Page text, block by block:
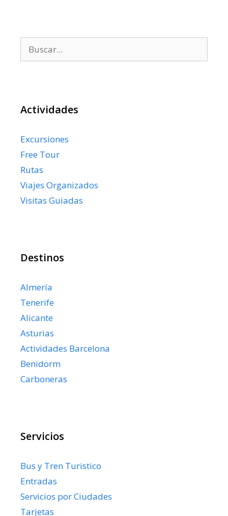
Actividades
Excursiones
Free Tour
Rutas
Viajes Organizados
Visitas Guiadas
Destinos
Almería
Tenerife
Alicante
Asturias
Actividades Barcelona
Benidorm
Carboneras
Servicios
Bus y Tren Turistico
Entradas
Servicios por Ciudades
Tarjetas